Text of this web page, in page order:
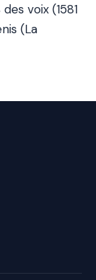
voix (1581
(La